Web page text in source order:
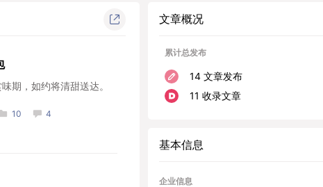
期，如约将清甜送达。
10 4
文章概况
累计总发布
14 文章发布
11 收录文章
基本信息
企业信息